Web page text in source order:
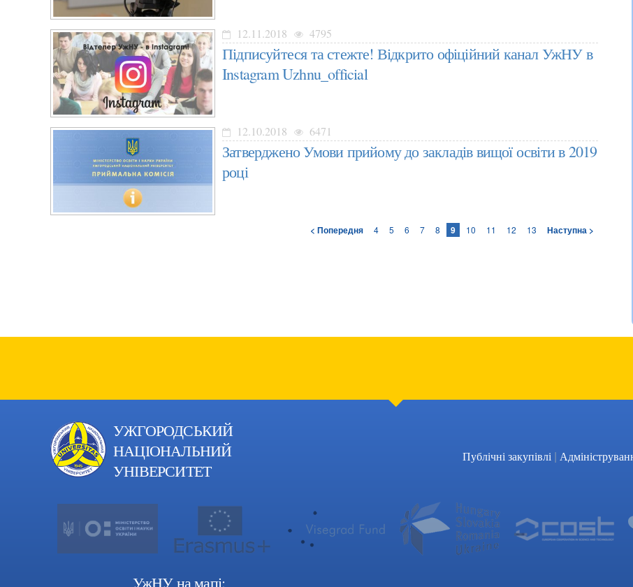
12.11.2018 4795
Підписуйтеся та стежте! Відкрито офіційний канал УжНУ в
Instagram Uzhnu_official
12.10.2018 6471
Затверджено Умови прийому до закладів вищої освіти в 2019
році
< Попередня 4 5 6 7 8 9 10 11 12 13 Наступна >
УЖГОРОДСЬКИЙ
НАЦІОНАЛЬНИЙ
УНІВЕРСИТЕТ
Публічні закупівлі |
УжНУ на мапі: